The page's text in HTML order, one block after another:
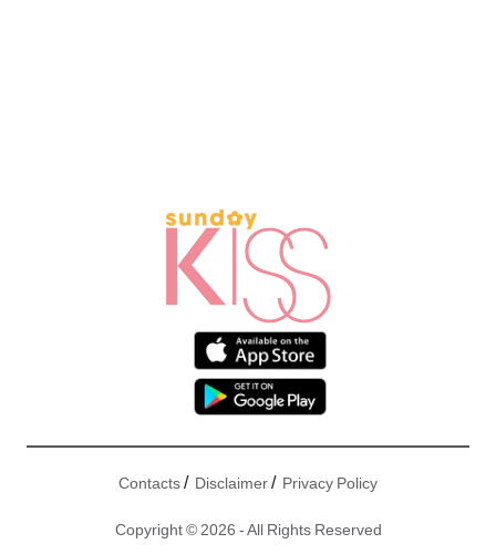
Contacts/ Disclaimer/ Privacy Policy
Copyright © 2026 - All Rights Reserved